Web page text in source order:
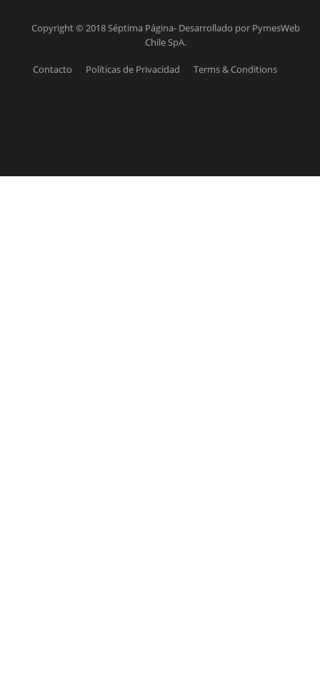
Copyright © 2018 Séptima Página- Desarrollado por PymesWeb
Chile SpA.
Contacto Políticas de Privacidad Terms & Conditions